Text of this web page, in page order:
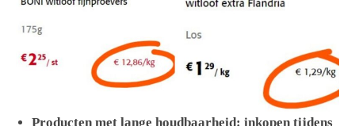
Producten met lange houdbaarheid: inkopen tijdens